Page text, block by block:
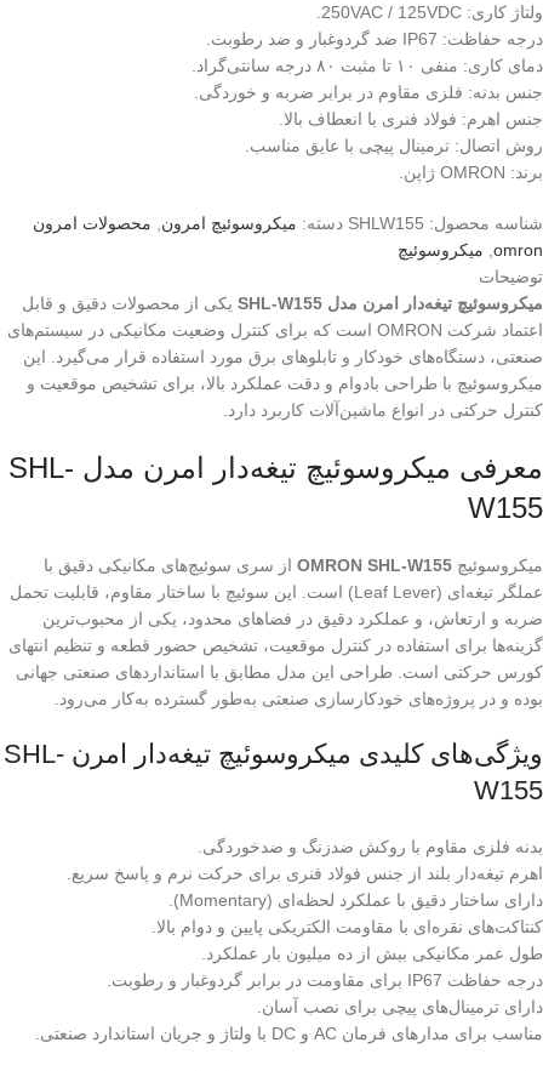
ولتاژ کاری: 250VAC / 125VDC.
درجه حفاظت: IP67 ضد گردوغبار و ضد رطوبت.
دمای کاری: منفی ۱۰ تا مثبت ۸۰ درجه سانتی‌گراد.
جنس بدنه: فلزی مقاوم در برابر ضربه و خوردگی.
جنس اهرم: فولاد فنری با انعطاف بالا.
روش اتصال: ترمینال پیچی با عایق مناسب.
برند: OMRON ژاپن.
شناسه محصول: SHLW155 دسته: میکروسوئیچ امرون
محصولات امرون
omron میکروسوئیچ
توضیحات
میکروسوئیچ تیغه‌دار امرن مدل SHL-W155
یکی از محصولات دقیق و قابل
اعتماد شرکت OMRON است که برای کنترل وضعیت مکانیکی در سیستم‌های
صنعتی، دستگاه‌های خودکار و تابلوهای برق مورد استفاده قرار می‌گیرد. این
میکروسوئیچ با طراحی بادوام و دقت عملکرد بالا، برای تشخیص موقعیت و
کنترل حرکتی در انواع ماشین‌آلات کاربرد دارد.
معرفی میکروسوئیچ تیغه‌دار امرن مدل SHL-
W155
میکروسوئیچ OMRON SHL-W155 از سری سوئیچ‌های مکانیکی دقیق با
عملگر تیغه‌ای (Leaf Lever) است. این سوئیچ با ساختار مقاوم، قابلیت تحمل
ضربه و ارتعاش، و عملکرد دقیق در فضاهای محدود، یکی از محبوب‌ترین
گزینه‌ها برای استفاده در کنترل موقعیت، تشخیص حضور قطعه و تنظیم انتهای
کورس حرکتی است. طراحی این مدل مطابق با استانداردهای صنعتی جهانی
بوده و در پروژه‌های خودکارسازی صنعتی به‌طور گسترده به‌کار می‌رود.
ویژگی‌های کلیدی میکروسوئیچ تیغه‌دار امرن SHL-
W155
بدنه فلزی مقاوم با روکش ضدزنگ و ضدخوردگی.
اهرم تیغه‌دار بلند از جنس فولاد فنری برای حرکت نرم و پاسخ سریع.
دارای ساختار دقیق با عملکرد لحظه‌ای (Momentary).
کنتاکت‌های نقره‌ای با مقاومت الکتریکی پایین و دوام بالا.
طول عمر مکانیکی بیش از ده میلیون بار عملکرد.
درجه حفاظت IP67 برای مقاومت در برابر گردوغبار و رطوبت.
دارای ترمینال‌های پیچی برای نصب آسان.
مناسب برای مدارهای فرمان AC و DC با ولتاژ و جریان استاندارد صنعتی.